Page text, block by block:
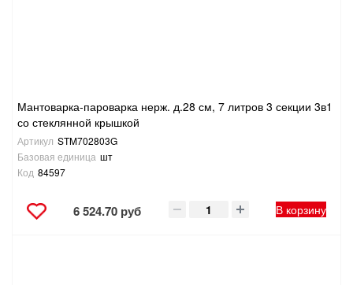
Мантоварка-пароварка нерж. д.28 см, 7 литров 3 секции 3в1
со стеклянной крышкой
Артикул STM702803G
Базовая единица шт
Код 84597
6 524.70 руб В корзину